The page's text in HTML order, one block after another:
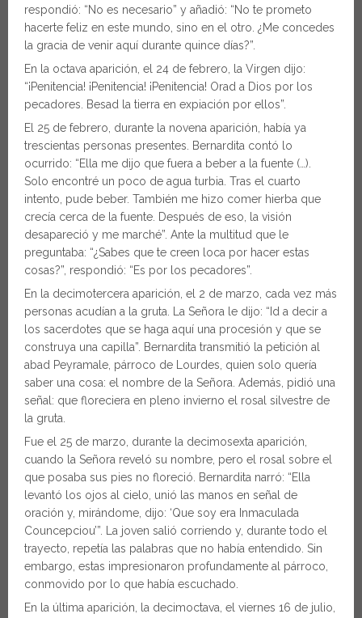
respondió: “No es necesario” y añadió: “No te prometo
hacerte feliz en este mundo, sino en el otro. ¿Me concedes
la gracia de venir aquí durante quince días?”.
En la octava aparición, el 24 de febrero, la Virgen dijo:
“¡Penitencia! ¡Penitencia! ¡Penitencia! Orad a Dios por los
pecadores. Besad la tierra en expiación por ellos”.
El 25 de febrero, durante la novena aparición, había ya
trescientas personas presentes. Bernardita contó lo
ocurrido: “Ella me dijo que fuera a beber a la fuente (…).
Solo encontré un poco de agua turbia. Tras el cuarto
intento, pude beber. También me hizo comer hierba que
crecía cerca de la fuente. Después de eso, la visión
desapareció y me marché”. Ante la multitud que le
preguntaba: “¿Sabes que te creen loca por hacer estas
cosas?”, respondió: “Es por los pecadores”.
En la decimotercera aparición, el 2 de marzo, cada vez más
personas acudían a la gruta. La Señora le dijo: “Id a decir a
los sacerdotes que se haga aquí una procesión y que se
construya una capilla”. Bernardita transmitió la petición al
abad Peyramale, párroco de Lourdes, quien solo quería
saber una cosa: el nombre de la Señora. Además, pidió una
señal: que floreciera en pleno invierno el rosal silvestre de
la gruta.
Fue el 25 de marzo, durante la decimosexta aparición,
cuando la Señora reveló su nombre, pero el rosal sobre el
que posaba sus pies no floreció. Bernardita narró: “Ella
levantó los ojos al cielo, unió las manos en señal de
oración y, mirándome, dijo: ‘Que soy era Inmaculada
Councepciou’”. La joven salió corriendo y, durante todo el
trayecto, repetía las palabras que no había entendido. Sin
embargo, estas impresionaron profundamente al párroco,
conmovido por lo que había escuchado.
En la última aparición, la decimoctava, el viernes 16 de julio,